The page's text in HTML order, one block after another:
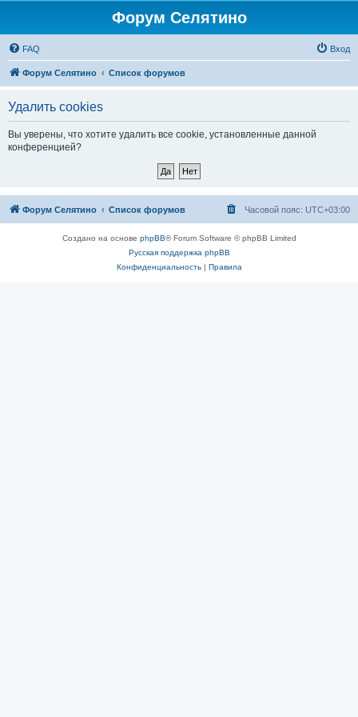
Форум Селятино
FAQ Вход
Форум Селятино Список форумов
Удалить cookies
Вы уверены, что хотите удалить все cookie, установленные данной
конференцией?
Форум Селятино Список форумов Часовой пояс: UTC+03:00
Создано на основе phpBB® Forum Software © phpBB Limited
Русская поддержка phpBB
Конфиденциальность| Правила